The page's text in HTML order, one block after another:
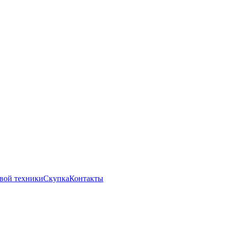
техникиСкупкаКонтакты